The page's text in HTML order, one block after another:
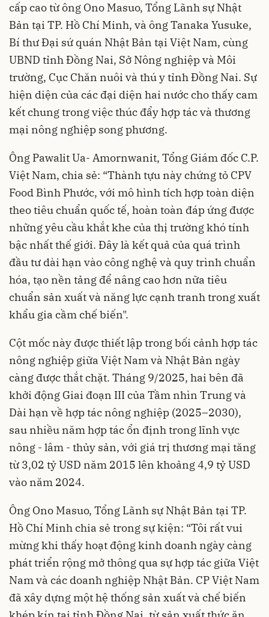
cấp cao từ ông Ono Masuo, Tổng Lãnh sự Nhật
Bản tại TP. Hồ Chí Minh, và ông Tanaka Yusuke,
Bí thư Đại sứ quán Nhật Bản tại Việt Nam, cùng
UBND tỉnh Đồng Nai, Sở Nông nghiệp và Môi
trường, Cục Chăn nuôi và thú y tỉnh Đồng Nai. Sự
hiện diện của các đại diện hai nước cho thấy cam
kết chung trong việc thúc đẩy hợp tác và thương
mại nông nghiệp song phương.
Ông Pawalit Ua- Amornwanit, Tổng Giám đốc C.P.
Việt Nam, chia sẻ: “Thành tựu này chứng tỏ CPV
Food Bình Phước, với mô hình tích hợp toàn diện
theo tiêu chuẩn quốc tế, hoàn toàn đáp ứng được
những yêu cầu khắt khe của thị trường khó tính
bậc nhất thế giới. Đây là kết quả của quá trình
đầu tư dài hạn vào công nghệ và quy trình chuẩn
hóa, tạo nền tảng để nâng cao hơn nữa tiêu
chuẩn sản xuất và năng lực cạnh tranh trong xuất
khẩu gia cầm chế biến".
Cột mốc này được thiết lập trong bối cảnh hợp tác
nông nghiệp giữa Việt Nam và Nhật Bản ngày
càng được thắt chặt. Tháng 9/2025, hai bên đã
khởi động Giai đoạn III của Tầm nhìn Trung và
Dài hạn về hợp tác nông nghiệp (2025–2030),
sau nhiều năm hợp tác ổn định trong lĩnh vực
nông - lâm - thủy sản, với giá trị thương mại tăng
từ 3,02 tỷ USD năm 2015 lên khoảng 4,9 tỷ USD
vào năm 2024.
Ông Ono Masuo, Tổng Lãnh sự Nhật Bản tại TP.
Hồ Chí Minh chia sẻ trong sự kiện: “Tôi rất vui
mừng khi thấy hoạt động kinh doanh ngày càng
phát triển rộng mở thông qua sự hợp tác giữa Việt
Nam và các doanh nghiệp Nhật Bản. CP Việt Nam
đã xây dựng một hệ thống sản xuất và chế biến